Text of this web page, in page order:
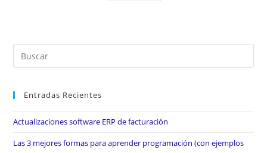
Entradas Recientes
Actualizaciones software ERP de facturación
Las 3 mejores formas para aprender programación (con ejemplos